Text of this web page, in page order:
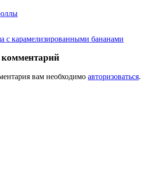
с карамелизированными бананами
вам необходимо авторизоваться.